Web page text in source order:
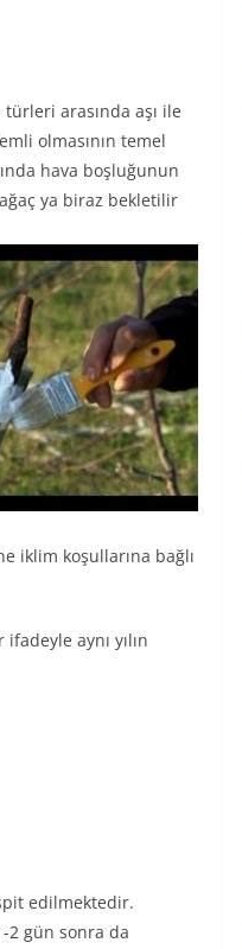
arasında aşı ile
olmasının temel
hava boşluğunun
ya biraz bekletilir
iklim koşullarına bağlı
aynı yılın
edilmektedir.
2 gün sonra da